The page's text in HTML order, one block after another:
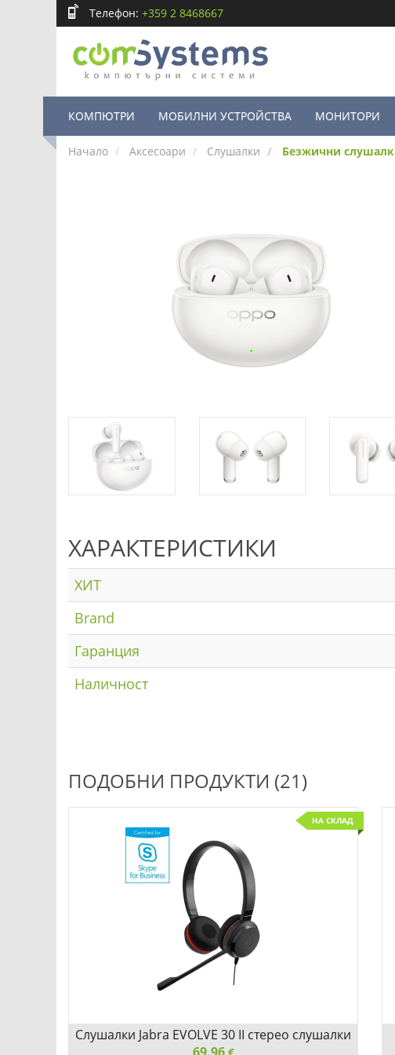
Телефон: +359 2 8468667
КОМПЮТРИ МОБИЛНИ УСТРОЙСТВА МОНИТОРИ
Начало Аксесоари Слушалки Безжични
ХАРАКТЕРИСТИКИ
ХИТ
Brand
Гаранция
Наличност
ПОДОБНИ ПРОДУКТИ (21)
НА СКЛАД
Слушалки Jabra EVOLVE 30 II стерео слушалки